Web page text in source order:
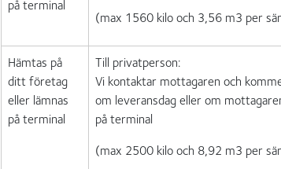
på terminal
(max 1560 kilo och 3,56 m3 per
Hämtas på
ditt företag
eller lämnas
på terminal
Till privatperson:
Vi kontaktar mottagaren och
om leveransdag eller om
på terminal
(max 2500 kilo och 8,92 m3 per